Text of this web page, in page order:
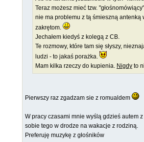
Teraz możesz mieć tzw.
nie ma problemu z tą śmieszną antenką
zakrętom.
Jechałem kiedyś z kolegą z CB.
Te rozmowy, które tam się słyszy,
ludzi - to jakaś porażka.
Mam kilka rzeczy do kupienia. Nigdy to
Pierwszy raz zgadzam sie z romualdem
W pracy czasami mnie wyślą gdzieś autem
sobie tego w drodze na wakacje z rodziną.
Preferuję muzykę z głośników